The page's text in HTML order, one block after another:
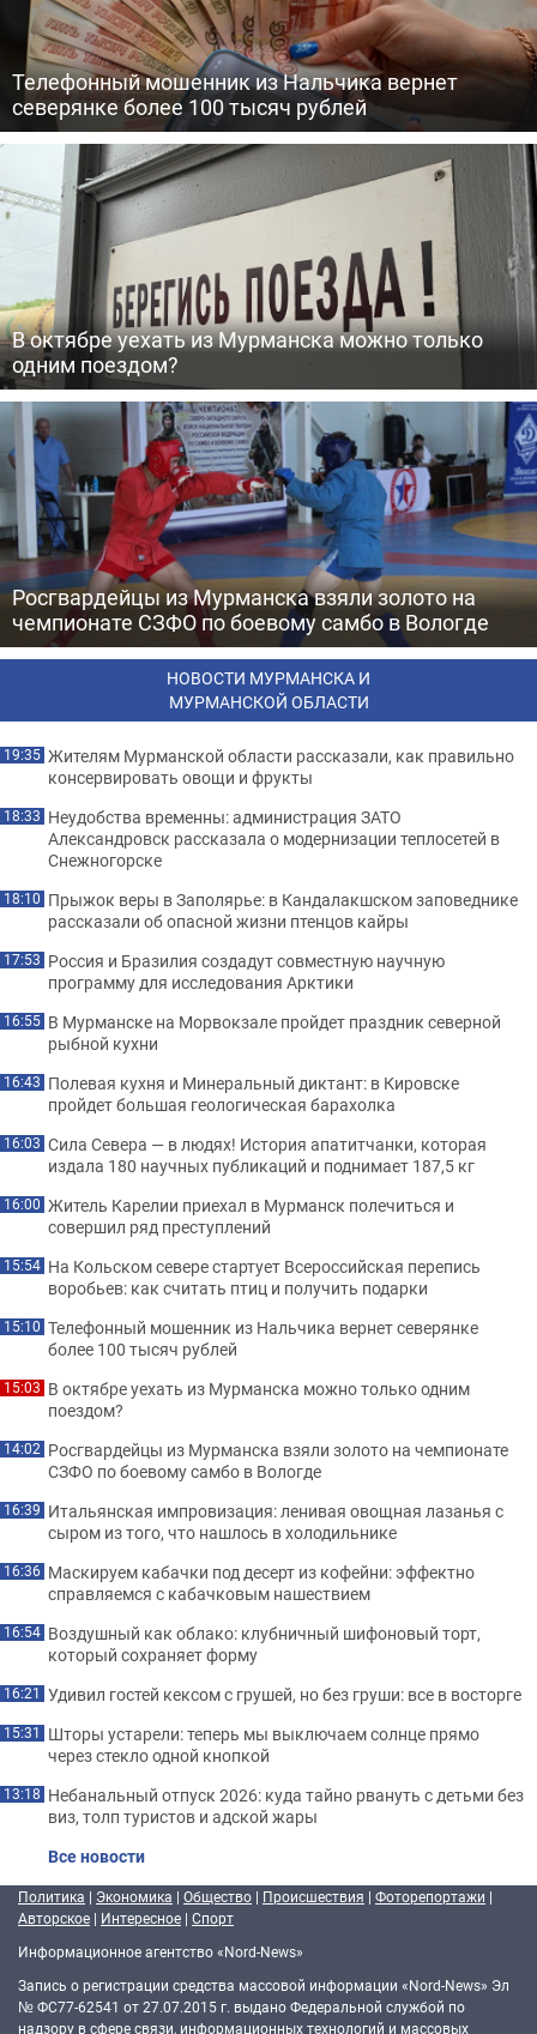
Телефонный мошенник из Нальчика вернет
северянке более 100 тысяч рублей
В октябре уехать из Мурманска можно только
одним поездом?
Росгвардейцы из Мурманска взяли золото на
чемпионате СЗФО по боевому самбо в Вологде
НОВОСТИ МУРМАНСКА И
МУРМАНСКОЙ ОБЛАСТИ
19:35 Жителям Мурманской области рассказали, как правильно
консервировать овощи и фрукты
18:33 Неудобства временны: администрация ЗАТО
Александровск рассказала о модернизации теплосетей в
Снежногорске
18:10 Прыжок веры в Заполярье: в Кандалакшском заповеднике
рассказали об опасной жизни птенцов кайры
17:53 Россия и Бразилия создадут совместную научную
программу для исследования Арктики
16:55 В Мурманске на Морвокзале пройдет праздник северной
рыбной кухни
16:43 Полевая кухня и Минеральный диктант: в Кировске
пройдет большая геологическая барахолка
16:03 Сила Севера — в людях! История апатитчанки, которая
издала 180 научных публикаций и поднимает 187,5 кг
16:00 Житель Карелии приехал в Мурманск полечиться и
совершил ряд преступлений
15:54 На Кольском севере стартует Всероссийская перепись
воробьев: как считать птиц и получить подарки
15:10 Телефонный мошенник из Нальчика вернет северянке
более 100 тысяч рублей
15:03 В октябре уехать из Мурманска можно только одним
поездом?
14:02 Росгвардейцы из Мурманска взяли золото на чемпионате
СЗФО по боевому самбо в Вологде
16:39 Итальянская импровизация: ленивая овощная лазанья с
сыром из того, что нашлось в холодильнике
16:36 Маскируем кабачки под десерт из кофейни: эффектно
справляемся с кабачковым нашествием
16:54 Воздушный как облако: клубничный шифоновый торт,
который сохраняет форму
16:21 Удивил гостей кексом с грушей, но без груши: все в восторге
15:31 Шторы устарели: теперь мы выключаем солнце прямо
через стекло одной кнопкой
13:18 Небанальный отпуск 2026: куда тайно рвануть с детьми без
виз, толп туристов и адской жары
Все новости
Политика | Экономика | Общество | Происшествия | Фоторепортажи |
Авторское | Интересное | Спорт
Информационное агентство «Nord-News»
Запись о регистрации средства массовой информации «Nord-News» Эл
№ ФС77-62541 от 27.07.2015 г. выдано Федеральной службой по
надзору в сфере связи, информационных технологий и массовых